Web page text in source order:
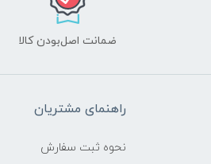
ضمانت اصل‌بودن کالا
راهنمای مشتریان
نحوه ثبت سفارش